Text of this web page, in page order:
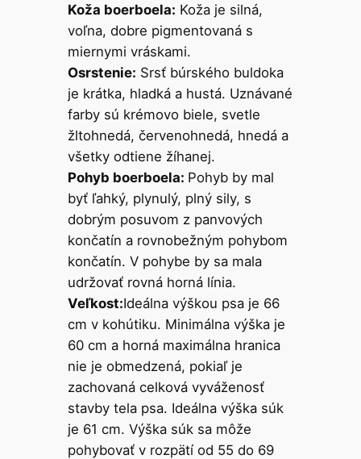
Koža boerboela: Koža je silná,
voľna, dobre pigmentovaná s
miernymi vráskami.
Osrstenie: Srsť búrského buldoka
je krátka, hladká a hustá. Uznávané
farby sú krémovo biele, svetle
žltohnedá, červenohnedá, hnedá a
všetky odtiene žíhanej.
Pohyb boerboela: Pohyb by mal
byť ľahký, plynulý, plný sily, s
dobrým posuvom z panvových
končatín a rovnobežným pohybom
končatín. V pohybe by sa mala
udržovať rovná horná línia.
Veľkost:Ideálna výškou psa je 66
cm v kohútiku. Minimálna výška je
60 cm a horná maximálna hranica
nie je obmedzená, pokiaľ je
zachovaná celková vyváženosť
stavby tela psa. Ideálna výška súk
je 61 cm. Výška súk sa môže
pohybovať v rozpätí od 55 do 69